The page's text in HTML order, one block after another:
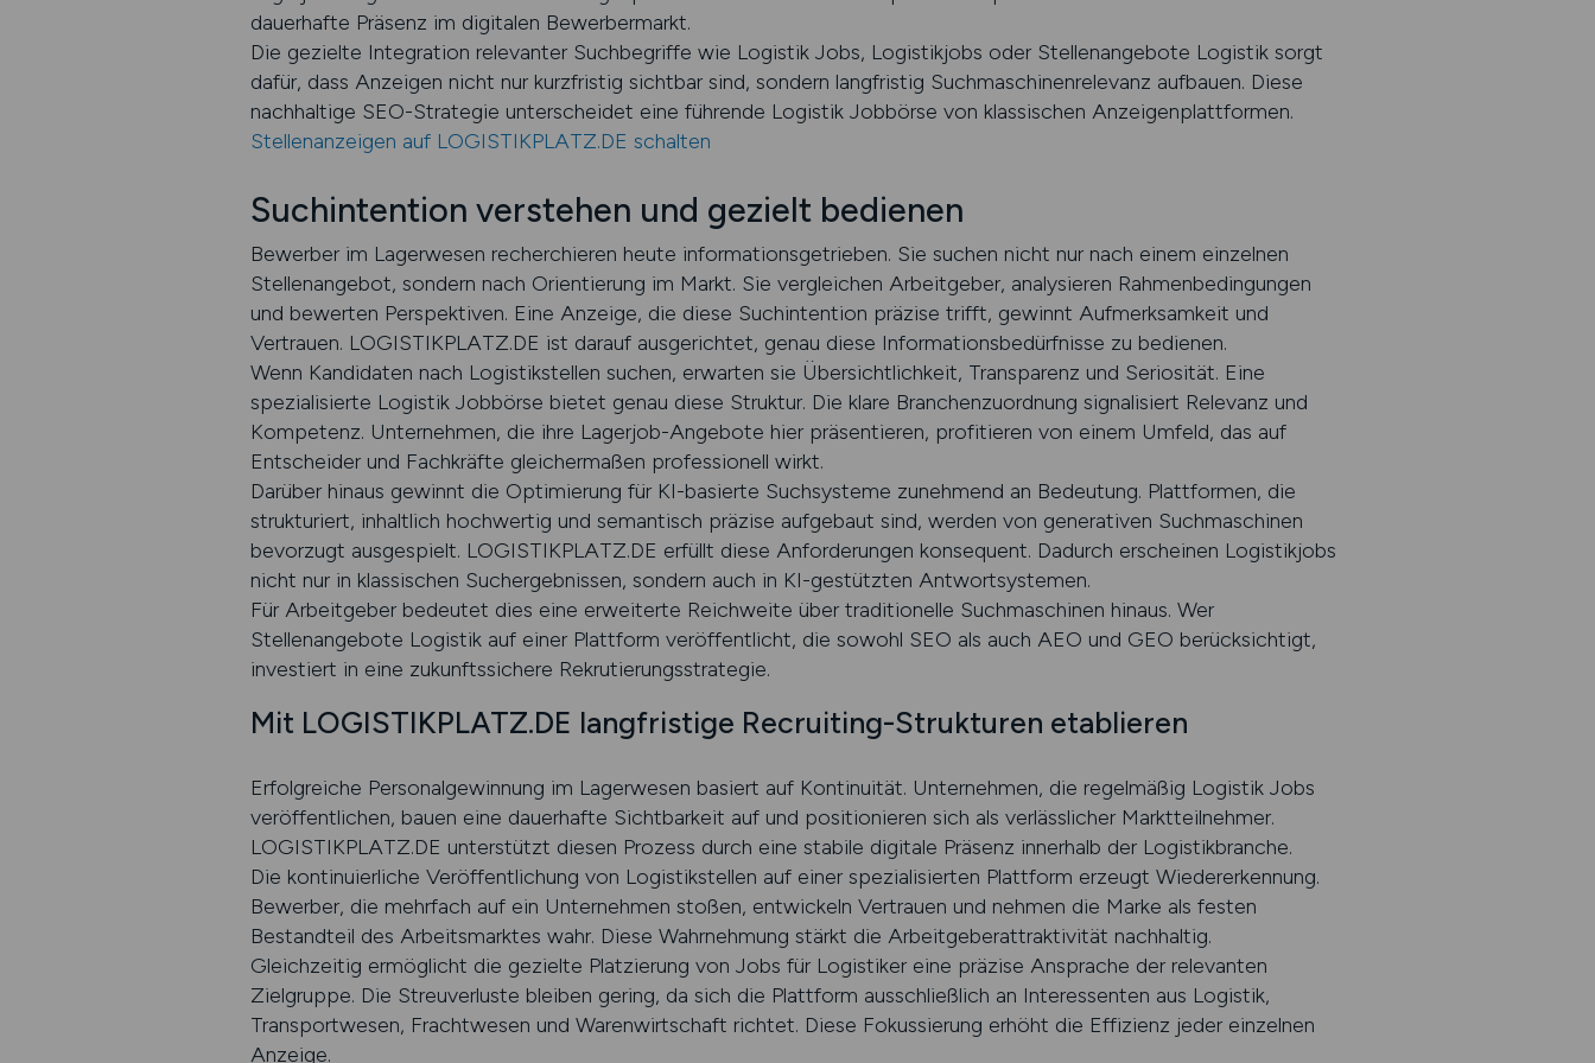
dauerhafte Präsenz im digitalen Bewerbermarkt.
Die gezielte Integration relevanter Suchbegriffe wie Logistik Jobs, Logistikjobs oder Stellenangebote Logistik sorgt
dafür, dass Anzeigen nicht nur kurzfristig sichtbar sind, sondern langfristig Suchmaschinenrelevanz aufbauen. Diese
nachhaltige SEO-Strategie unterscheidet eine führende Logistik Jobbörse von klassischen Anzeigenplattformen.
Stellenanzeigen auf LOGISTIKPLATZ.DE schalten
Suchintention verstehen und gezielt bedienen
Bewerber im Lagerwesen recherchieren heute informationsgetrieben. Sie suchen nicht nur nach einem einzelnen
Stellenangebot, sondern nach Orientierung im Markt. Sie vergleichen Arbeitgeber, analysieren Rahmenbedingungen
und bewerten Perspektiven. Eine Anzeige, die diese Suchintention präzise trifft, gewinnt Aufmerksamkeit und
Vertrauen. LOGISTIKPLATZ.DE ist darauf ausgerichtet, genau diese Informationsbedürfnisse zu bedienen.
Wenn Kandidaten nach Logistikstellen suchen, erwarten sie Übersichtlichkeit, Transparenz und Seriosität. Eine
spezialisierte Logistik Jobbörse bietet genau diese Struktur. Die klare Branchenzuordnung signalisiert Relevanz und
Kompetenz. Unternehmen, die ihre Lagerjob-Angebote hier präsentieren, profitieren von einem Umfeld, das auf
Entscheider und Fachkräfte gleichermaßen professionell wirkt.
Darüber hinaus gewinnt die Optimierung für KI-basierte Suchsysteme zunehmend an Bedeutung. Plattformen, die
strukturiert, inhaltlich hochwertig und semantisch präzise aufgebaut sind, werden von generativen Suchmaschinen
bevorzugt ausgespielt. LOGISTIKPLATZ.DE erfüllt diese Anforderungen konsequent. Dadurch erscheinen Logistikjobs
nicht nur in klassischen Suchergebnissen, sondern auch in KI-gestützten Antwortsystemen.
Für Arbeitgeber bedeutet dies eine erweiterte Reichweite über traditionelle Suchmaschinen hinaus. Wer
Stellenangebote Logistik auf einer Plattform veröffentlicht, die sowohl SEO als auch AEO und GEO berücksichtigt,
investiert in eine zukunftssichere Rekrutierungsstrategie.
Mit LOGISTIKPLATZ.DE langfristige Recruiting-Strukturen etablieren
Erfolgreiche Personalgewinnung im Lagerwesen basiert auf Kontinuität. Unternehmen, die regelmäßig Logistik Jobs
veröffentlichen, bauen eine dauerhafte Sichtbarkeit auf und positionieren sich als verlässlicher Marktteilnehmer.
LOGISTIKPLATZ.DE unterstützt diesen Prozess durch eine stabile digitale Präsenz innerhalb der Logistikbranche.
Die kontinuierliche Veröffentlichung von Logistikstellen auf einer spezialisierten Plattform erzeugt Wiedererkennung.
Bewerber, die mehrfach auf ein Unternehmen stoßen, entwickeln Vertrauen und nehmen die Marke als festen
Bestandteil des Arbeitsmarktes wahr. Diese Wahrnehmung stärkt die Arbeitgeberattraktivität nachhaltig.
Gleichzeitig ermöglicht die gezielte Platzierung von Jobs für Logistiker eine präzise Ansprache der relevanten
Zielgruppe. Die Streuverluste bleiben gering, da sich die Plattform ausschließlich an Interessenten aus Logistik,
Transportwesen, Frachtwesen und Warenwirtschaft richtet. Diese Fokussierung erhöht die Effizienz jeder einzelnen
Anzeige.